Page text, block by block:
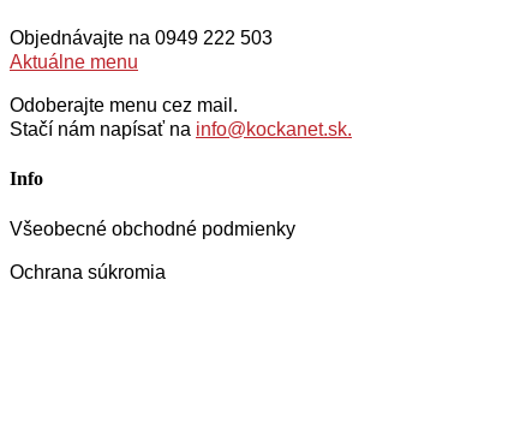
Objednávajte na 0949 222 503
Aktuálne menu
Odoberajte menu cez mail.
Stačí nám napísať na info@kockanet.sk.
Info
Všeobecné obchodné podmienky
Ochrana súkromia